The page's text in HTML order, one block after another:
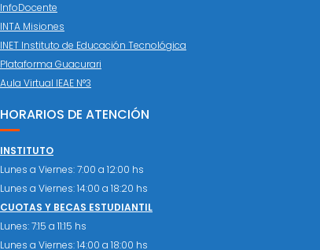
InfoDocente
INTA Misiones
INET Instituto de Educación Tecnológica
Plataforma Guacurari
Aula Virtual IEAE N°3
HORARIOS DE ATENCIÓN
INSTITUTO
Lunes a Viernes: 7:00 a 12:00 hs
Lunes a Viernes: 14:00 a 18:20 hs
CUOTAS Y BECAS ESTUDIANTIL
Lunes: 7:15 a 11:15 hs
Lunes a Viernes: 14:00 a 18:00 hs